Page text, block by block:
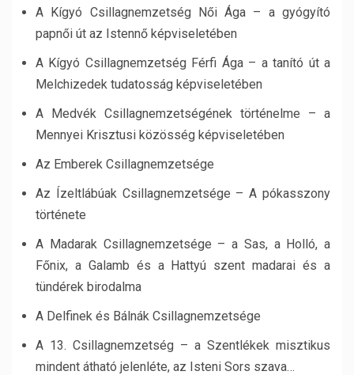
A Kígyó Csillagnemzetség Női Ága – a gyógyító
papnői út az Istennő képviseletében
A Kígyó Csillagnemzetség Férfi Ága – a tanító út a
Melchizedek tudatosság képviseletében
A Medvék Csillagnemzetségének történelme – a
Mennyei Krisztusi közösség képviseletében
Az Emberek Csillagnemzetsége
Az Ízeltlábúak Csillagnemzetsége – A pókasszony
története
A Madarak Csillagnemzetsége – a Sas, a Holló, a
Főnix, a Galamb és a Hattyú szent madarai és a
tündérek birodalma
A Delfinek és Bálnák Csillagnemzetsége
A 13. Csillagnemzetség – a Szentlékek misztikus
mindent átható jelenléte, az Isteni Sors szava…